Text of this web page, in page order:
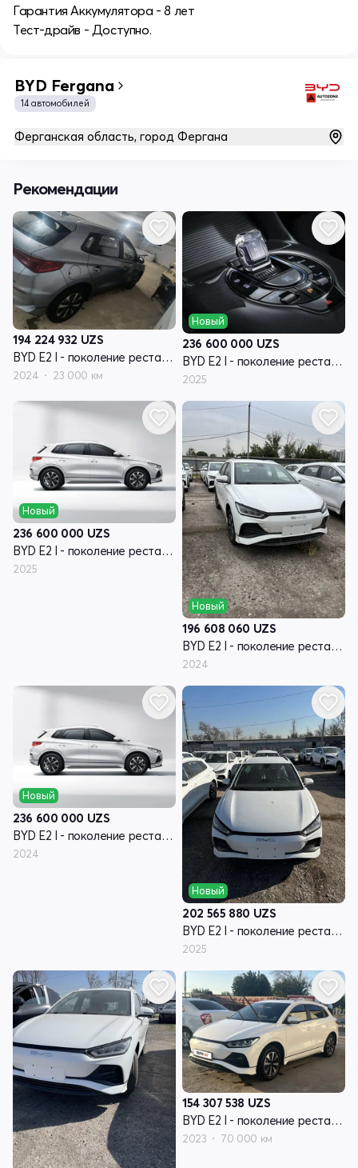
Гарантия Аккумулятора - 8 лет
Тест-драйв - Доступно.
BYD Fergana
14 автомобилей
Ферганская область, город Фергана
Рекомендации
194 224 932 UZS
BYD E2 I - поколение рестайлинг
2024 23 000 км
Новый
236 600 000 UZS
BYD E2 I - поколение рестайлинг
2025
Новый
236 600 000 UZS
BYD E2 I - поколение рестайлинг
2025
Новый
196 608 060 UZS
BYD E2 I - поколение рестайлинг
2024
Новый
236 600 000 UZS
BYD E2 I - поколение рестайлинг
2024
Новый
202 565 880 UZS
BYD E2 I - поколение рестайлинг
2025
154 307 538 UZS
BYD E2 I - поколение рестайлинг
2023 70 000 км